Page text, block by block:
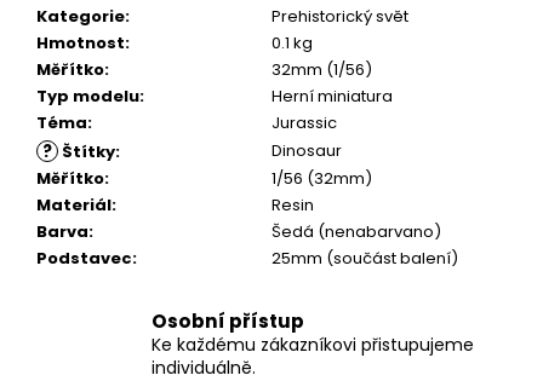
Kategorie:
Prehistorický svět
Hmotnost:
0.1 kg
Měřítko:
32mm (1/56)
Typ modelu:
Herní miniatura
Téma: Jurassic
? Štítky:
Dinosaur
Měřítko:
1/56 (32mm)
Materiál:
Resin
Barva:
Šedá (nenabarvano)
Podstavec: 25mm (součást balení)
Osobní přístup
Ke každému zákazníkovi přistupujeme
individuálně.
č
u
e
m
e